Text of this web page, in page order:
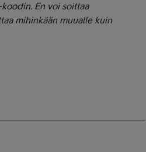
En voi soittaa
mihinkään muualle kuin